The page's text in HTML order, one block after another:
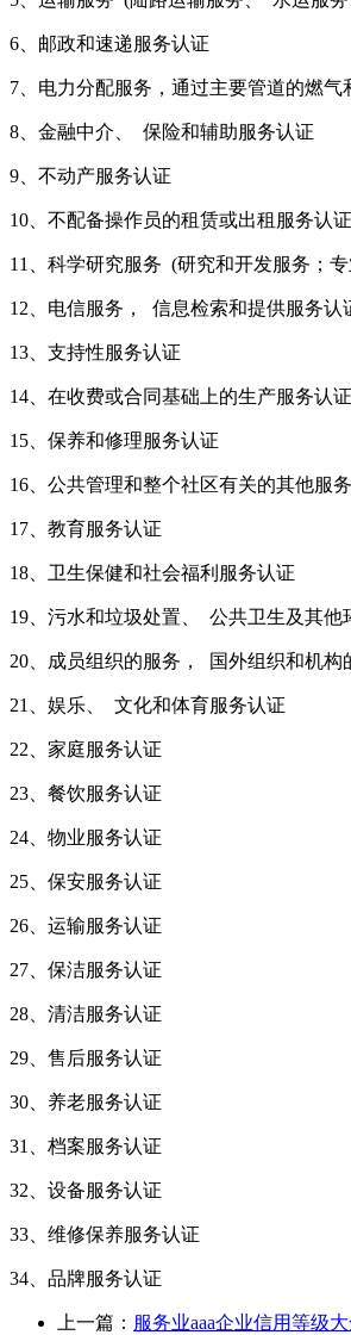
6、邮政和速递服务认证
7、电力分配服务，通过主要管道的燃气
8、金融中介、 保险和辅助服务认证
9、不动产服务认证
10、不配备操作员的租赁或出租服务认证
11、科学研究服务 (研究和开发服务；
12、电信服务， 信息检索和提供服务认
13、支持性服务认证
14、在收费或合同基础上的生产服务认证
15、保养和修理服务认证
16、公共管理和整个社区有关的其他服
17、教育服务认证
18、卫生保健和社会福利服务认证
19、污水和垃圾处置、 公共卫生及其他
20、成员组织的服务， 国外组织和机构
21、娱乐、 文化和体育服务认证
22、家庭服务认证
23、餐饮服务认证
24、物业服务认证
25、保安服务认证
26、运输服务认证
27、保洁服务认证
28、清洁服务认证
29、售后服务认证
30、养老服务认证
31、档案服务认证
32、设备服务认证
33、维修保养服务认证
34、品牌服务认证
上一篇： 服务业aaa企业信用等级